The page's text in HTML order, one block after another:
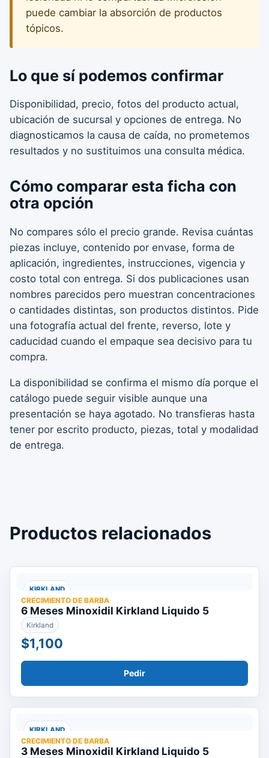
puede cambiar la absorción de productos
tópicos.
Lo que sí podemos confirmar
Disponibilidad, precio, fotos del producto actual,
ubicación de sucursal y opciones de entrega. No
diagnosticamos la causa de caída, no prometemos
resultados y no sustituimos una consulta médica.
Cómo comparar esta ficha con
otra opción
No compares sólo el precio grande. Revisa cuántas
piezas incluye, contenido por envase, forma de
aplicación, ingredientes, instrucciones, vigencia y
costo total con entrega. Si dos publicaciones usan
nombres parecidos pero muestran concentraciones
o cantidades distintas, son productos distintos. Pide
una fotografía actual del frente, reverso, lote y
caducidad cuando el empaque sea decisivo para tu
compra.
La disponibilidad se confirma el mismo día porque el
catálogo puede seguir visible aunque una
presentación se haya agotado. No transfieras hasta
tener por escrito producto, piezas, total y modalidad
de entrega.
Productos relacionados
KIRKLAND
CRECIMIENTO DE BARBA
6 Meses Minoxidil Kirkland Liquido 5
Kirkland
$1,100
Pedir
KIRKLAND
CRECIMIENTO DE BARBA
3 Meses Minoxidil Kirkland Liquido 5